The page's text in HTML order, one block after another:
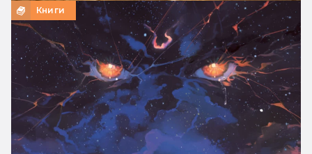
Книги